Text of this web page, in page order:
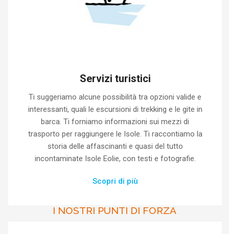
Servizi turistici
Ti suggeriamo alcune possibilità tra opzioni valide e
interessanti, quali le escursioni di trekking e le gite in
barca. Ti forniamo informazioni sui mezzi di
trasporto per raggiungere le Isole. Ti raccontiamo la
storia delle affascinanti e quasi del tutto
incontaminate Isole Eolie, con testi e fotografie.
Scopri di più
I NOSTRI PUNTI DI FORZA